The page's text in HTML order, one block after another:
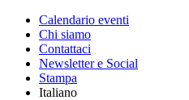
Calendario eventi
Chi siamo
Contattaci
Newsletter e Social
Stampa
Italiano